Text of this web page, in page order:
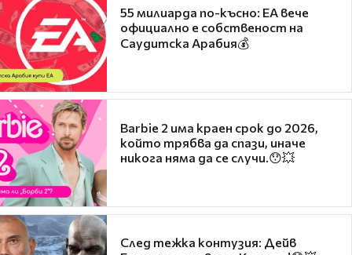
55 милиарда по-късно: EA вече
официално е собственост на
Саудитска Арабия💰
Barbie 2 има краен срок до 2026,
който трябва да спази, иначе
никога няма да се случи.😯💥
След тежка контузия: Дейв